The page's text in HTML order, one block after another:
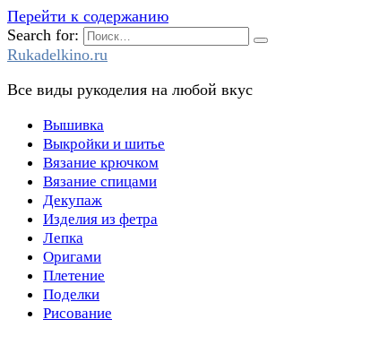
Перейти к содержанию
Search for:
Rukadelkino.ru
Все виды рукоделия на любой вкус
Вышивка
Выкройки и шитье
Вязание крючком
Вязание спицами
Декупаж
Изделия из фетра
Лепка
Оригами
Плетение
Поделки
Рисование